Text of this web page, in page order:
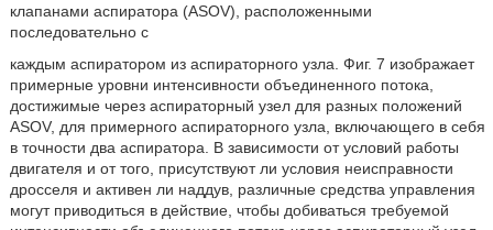
клапанами аспиратора (ASOV), расположенными
последовательно с
каждым аспиратором из аспираторного узла. Фиг. 7 изображает
примерные уровни интенсивности объединенного потока,
достижимые через аспираторный узел для разных положений
ASOV, для примерного аспираторного узла, включающего в себя
в точности два аспиратора. В зависимости от условий работы
двигателя и от того, присутствуют ли условия неисправности
дросселя и активен ли наддув, различные средства управления
могут приводиться в действие, чтобы добиваться требуемой